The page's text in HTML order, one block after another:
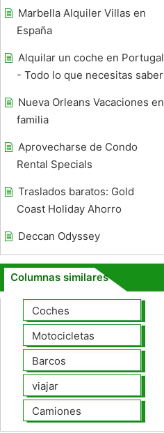
Marbella Alquiler Villas en
España
Alquilar un coche en Portugal
- Todo lo que necesitas saber
Nueva Orleans Vacaciones en
familia
Aprovecharse de Condo
Rental Specials
Traslados baratos: Gold
Coast Holiday Ahorro
Deccan Odyssey
Columnas similares
Coches
Motocicletas
Barcos
viajar
Camiones